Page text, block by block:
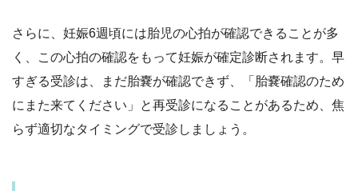
さらに、妊娠6週頃には胎児の心拍が確認できることが多
く、この心拍の確認をもって妊娠が確定診断されます。早
すぎる受診は、まだ胎嚢が確認できず、「胎嚢確認のため
にまた来てください」と再受診になることがあるため、焦
らず適切なタイミングで受診しましょう。